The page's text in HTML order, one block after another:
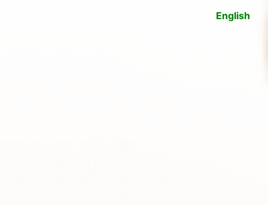
English